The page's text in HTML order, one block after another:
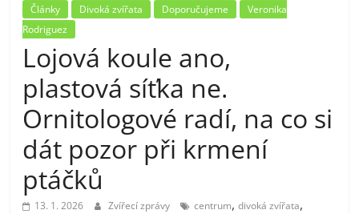
Články Divoká zvířata Doporučujeme
Veronika
Rodriguez
Lojová koule ano,
plastová síťka ne.
Ornitologové radí, na co si
dát pozor při krmení
ptáčků
13. 1. 2026 Zvířecí zprávy centrum,divoká zvířata,